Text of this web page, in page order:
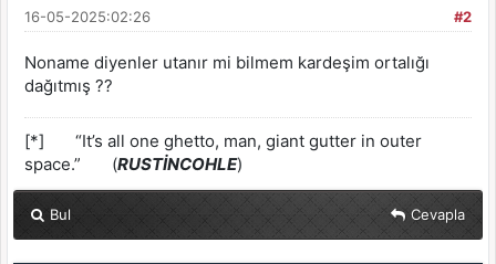
#2
16-05-2025:02:26
Noname diyenler utanır mi bilmem kardeşim ortalığı
dağıtmış ??
[*] “It’s all one ghetto, man, giant gutter in outer
space.” (RUSTİNCOHLE)
Bul Cevapla